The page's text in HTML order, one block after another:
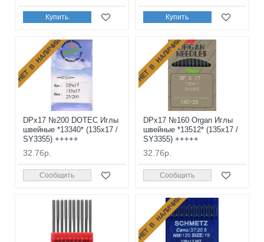
Купить Купить
НЕТ В НАЛИЧИИ
DPx17 №200 DOTEC Иглы
швейные *13340* (135x17 /
SY3355) +++++
32.76р.
Сообщить
НЕТ В НАЛИЧИИ
DPx17 №160 Organ Иглы
швейные *13512* (135x17 /
SY3355) +++++
32.76р.
Сообщить
НЕТ В НАЛИЧИИ